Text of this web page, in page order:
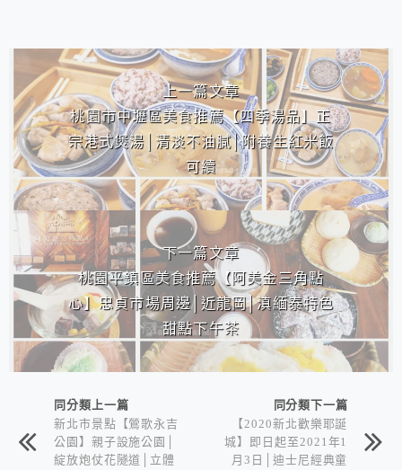
相連文章
上一篇文章
桃園市中壢區美食推薦【四季湯品】正
宗港式煲湯│清淡不油膩│附養生紅米飯
可續
下一篇文章
桃園平鎮區美食推薦【阿美金三角點
心】忠貞市場周邊│近龍岡│滇緬泰特色
甜點下午茶
同分類上一篇
新北市景點【鶯歌永吉
公園】親子設施公園│
綻放炮仗花隧道│立體
同分類下一篇
【2020新北歡樂耶誕
城】即日起至2021年1
月3日│迪士尼經典童